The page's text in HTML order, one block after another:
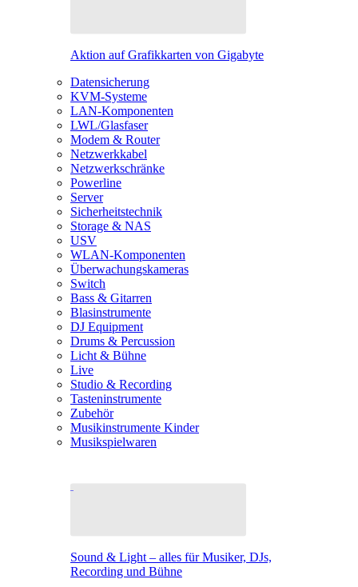
Aktion auf Grafikkarten von Gigabyte
Datensicherung
KVM-Systeme
LAN-Komponenten
LWL/Glasfaser
Modem & Router
Netzwerkkabel
Netzwerkschränke
Powerline
Server
Sicherheitstechnik
Storage & NAS
USV
WLAN-Komponenten
Überwachungskameras
Switch
Bass & Gitarren
Blasinstrumente
DJ Equipment
Drums & Percussion
Licht & Bühne
Live
Studio & Recording
Tasteninstrumente
Zubehör
Musikinstrumente Kinder
Musikspielwaren
Sound & Light – alles für Musiker, DJs,
Recording und Bühne